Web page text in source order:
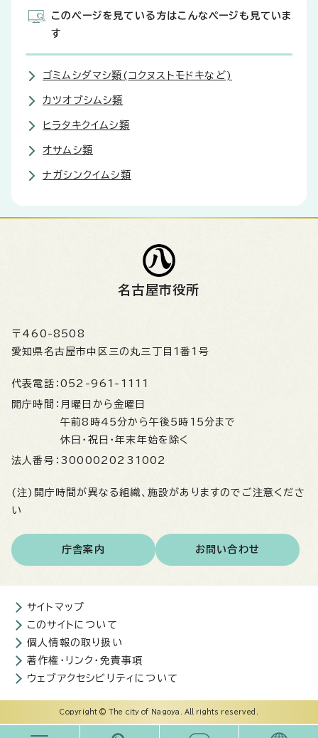
このページを見ている方はこんなページも見ていま
す
ゴミムシダマシ類(コクヌストモドキなど)
カツオブシムシ類
ヒラタキクイムシ類
オサムシ類
ナガシンクイムシ類
名古屋市役所
〒460-8508
愛知県名古屋市中区三の丸三丁目1番1号
代表電話： 052-961-1111
開庁時間： 月曜日から金曜日
午前8時45分から午後5時15分まで
休日・祝日・年末年始を除く
法人番号： 3000020231002
(注)開庁時間が異なる組織、施設がありますのでご注意くださ
い
庁舎案内 お問い合わせ
サイトマップ
このサイトについて
個人情報の取り扱い
著作権・リンク・免責事項
ウェブアクセシビリティについて
Copyright © The city of Nagoya. All rights reserved.